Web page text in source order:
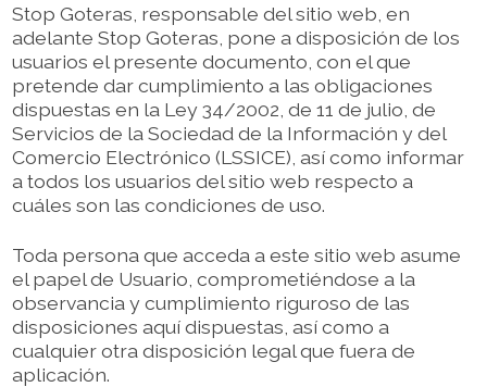
Stop Goteras, responsable del sitio web, en
adelante Stop Goteras, pone a disposición de los
usuarios el presente documento, con el que
pretende dar cumplimiento a las obligaciones
dispuestas en la Ley 34/2002, de 11 de julio, de
Servicios de la Sociedad de la Información y del
Comercio Electrónico (LSSICE), así como informar
a todos los usuarios del sitio web respecto a
cuáles son las condiciones de uso.
Toda persona que acceda a este sitio web asume
el papel de Usuario, comprometiéndose a la
observancia y cumplimiento riguroso de las
disposiciones aquí dispuestas, así como a
cualquier otra disposición legal que fuera de
aplicación.